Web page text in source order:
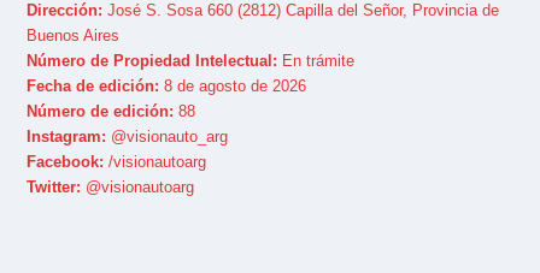
Dirección: José S. Sosa 660 (2812) Capilla del Señor, Provincia de
Buenos Aires
Número de Propiedad Intelectual: En trámite
Fecha de edición: 8 de agosto de 2026
Número de edición: 88
Instagram: @visionauto_arg
Facebook: /visionautoarg
Twitter: @visionautoarg